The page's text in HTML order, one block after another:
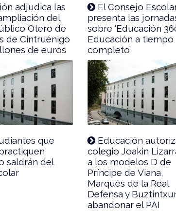
adjudica las
del
Otero de
de Cintruénigo
de euros
El Consejo
presenta las
sobre ‘Educación
Educación a tiempo
completo’
que
saldrán del
Educación
colegio Joakin
a los modelos D de
Príncipe de Viana,
Marqués de la Real
Defensa y
abandonar el PAI